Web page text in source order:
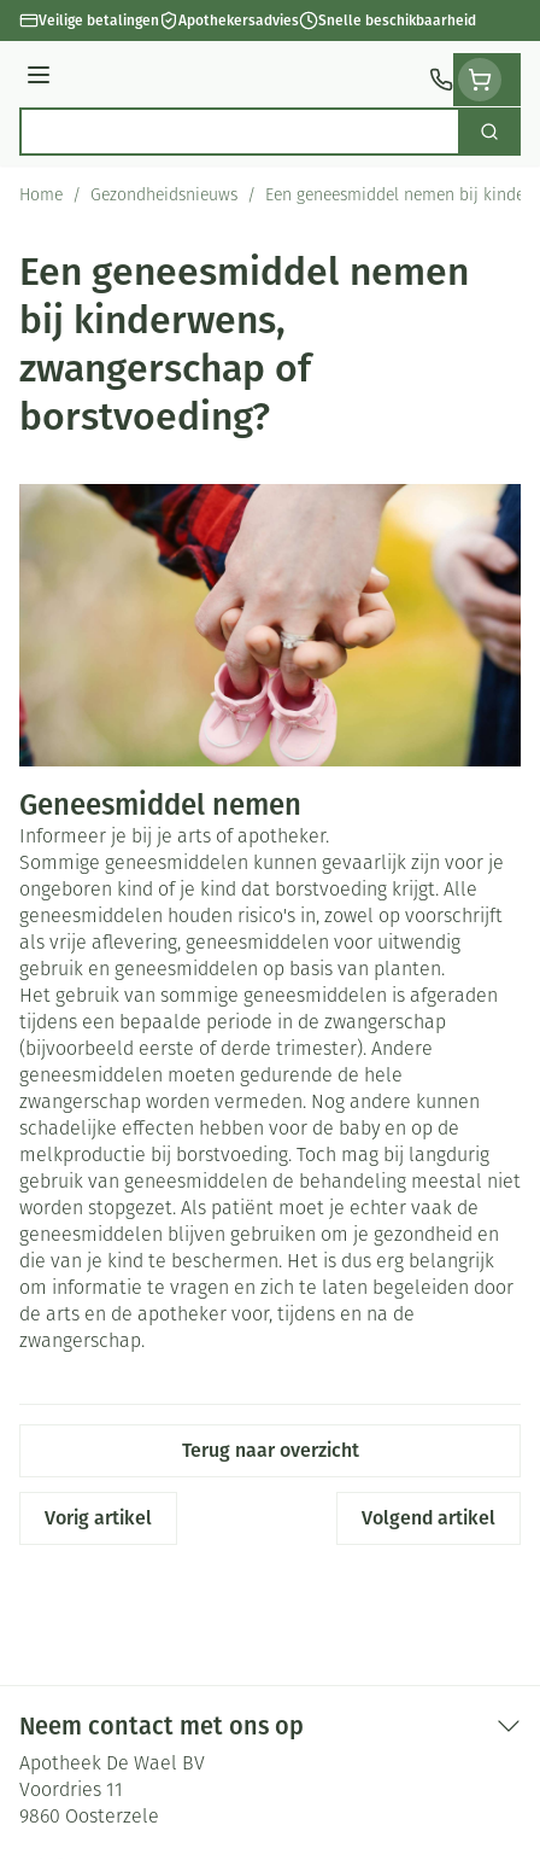
Ga naar de inhoud
Veilige betalingen Apothekersadvies Snelle beschikbaarheid
Menu
Zoek
Home / Gezondheidsnieuws / Een geneesmiddel nemen bij
Een geneesmiddel nemen
bij kinderwens,
zwangerschap of
borstvoeding?
Geneesmiddel nemen
Informeer je bij je arts of apotheker.
Sommige geneesmiddelen kunnen gevaarlijk zijn voor je
ongeboren kind of je kind dat borstvoeding krijgt. Alle
geneesmiddelen houden risico's in, zowel op voorschrijft
als vrije aflevering, geneesmiddelen voor uitwendig
gebruik en geneesmiddelen op basis van planten.
Het gebruik van sommige geneesmiddelen is afgeraden
tijdens een bepaalde periode in de zwangerschap
(bijvoorbeeld eerste of derde trimester). Andere
geneesmiddelen moeten gedurende de hele
zwangerschap worden vermeden. Nog andere kunnen
schadelijke effecten hebben voor de baby en op de
melkproductie bij borstvoeding. Toch mag bij langdurig
gebruik van geneesmiddelen de behandeling meestal niet
worden stopgezet. Als patiënt moet je echter vaak de
geneesmiddelen blijven gebruiken om je gezondheid en
die van je kind te beschermen. Het is dus erg belangrijk
om informatie te vragen en zich te laten begeleiden door
de arts en de apotheker voor, tijdens en na de
zwangerschap.
Terug naar overzicht
Vorig artikel Volgend artikel
Neem contact met ons op
Apotheek De Wael BV
Voordries 11
9860 Oosterzele